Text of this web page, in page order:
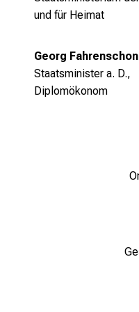
und für Heimat
Georg Fahrenschon
Staatsminister a. D.,
Diplomökonom